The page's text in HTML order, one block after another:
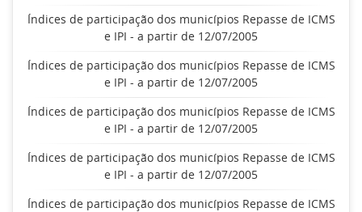
Índices de participação dos municípios Repasse de ICMS
e IPI - a partir de 12/07/2005
Índices de participação dos municípios Repasse de ICMS
e IPI - a partir de 12/07/2005
Índices de participação dos municípios Repasse de ICMS
e IPI - a partir de 12/07/2005
Índices de participação dos municípios Repasse de ICMS
e IPI - a partir de 12/07/2005
Índices de participação dos municípios Repasse de ICMS